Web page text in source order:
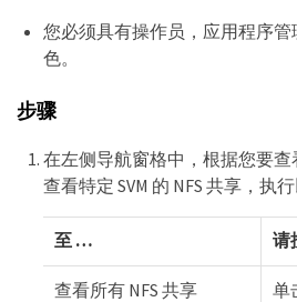
您必须具有操作员，应用程序
色。
步骤
在左侧导航窗格中，根据您要查
查看特定 SVM 的 NFS 共享，执行
至 …​ 请
查看所有 NFS 共享
单